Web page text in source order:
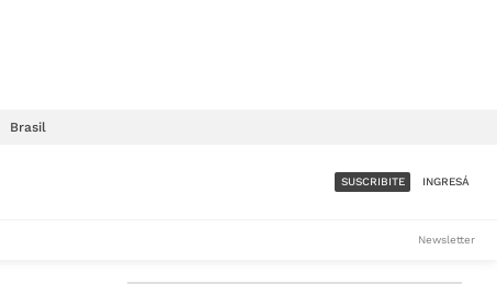
Brasil
SUSCRIBITE INGRESÁ
Newsletter